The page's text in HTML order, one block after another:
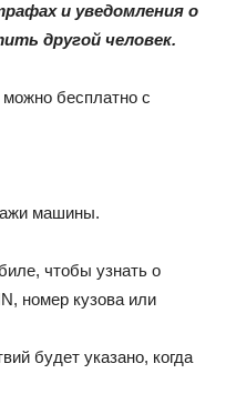
и уведомления о
другой человек.
бесплатно с
машины.
чтобы узнать о
номер кузова или
будет указано, когда